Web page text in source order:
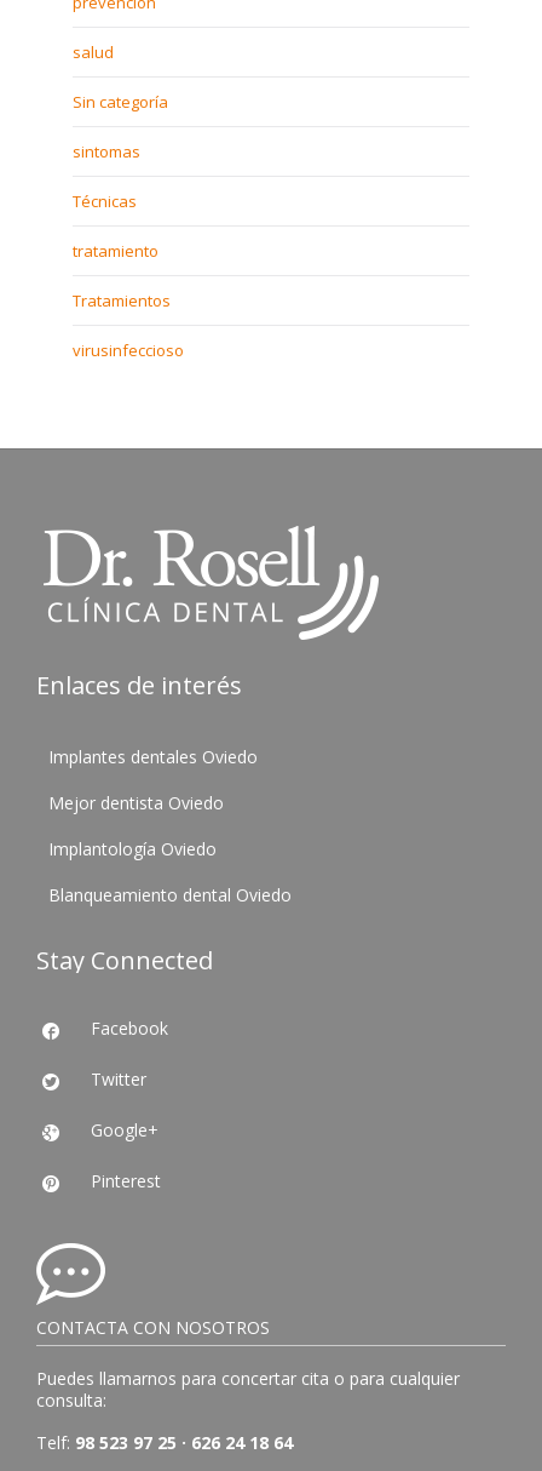
salud
Sin categoría
sintomas
Técnicas
tratamiento
Tratamientos
virusinfeccioso
Enlaces de interés
Implantes dentales Oviedo
Mejor dentista Oviedo
Implantología Oviedo
Blanqueamiento dental Oviedo
Stay Connected
 Facebook
 Twitter
 Google+
 Pinterest
CONTACTA CON NOSOTROS
Puedes llamarnos para concertar cita o para cualquier
consulta:
Telf: 98 523 97 25 · 626 24 18 64